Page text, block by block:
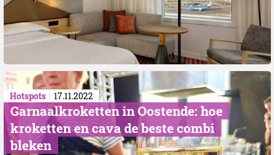
Hotspots 17.11.2022
Garnaalkroketten in Oostende: hoe
kroketten en cava de beste combi
bleken